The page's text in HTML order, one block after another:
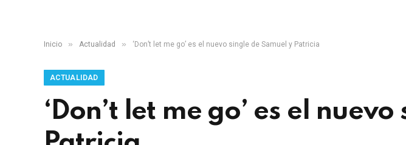
Inicio » Actualidad » ‘Don’t let me go’ es el nuevo single de Samuel y Patricia
ACTUALIDAD
‘Don’t let me go’ es el